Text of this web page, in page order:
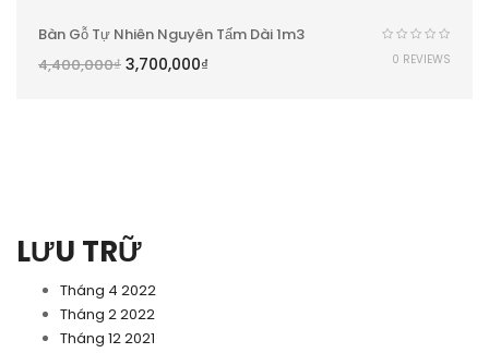
LƯU TRỮ
Tháng 4 2022
Tháng 2 2022
Tháng 12 2021
Bàn Gỗ Tự Nhiên Nguyên Tấm Dài 1m3
4,400,000₫ 3,700,000₫ 0 REVIEWS